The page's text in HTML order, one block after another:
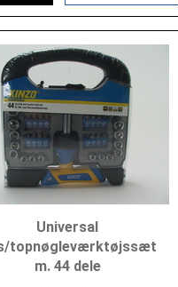
Universal
topnøgleværktøjssæt
m. 44 dele